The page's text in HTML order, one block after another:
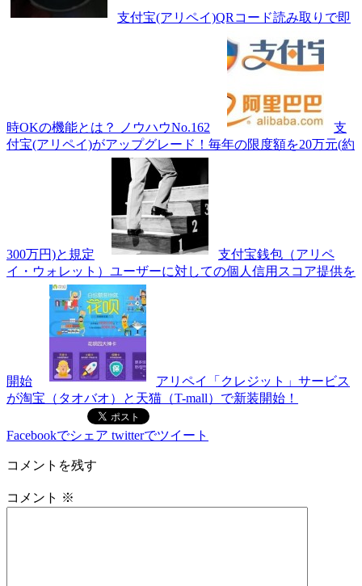
支付宝(アリペイ)QRコード読み取りで即
時OKの機能とは？ ノウハウNo.162
支
付宝(アリペイ)がアップグレード！毎年の限度額を20万元(約
300万円)と規定
支付宝銭包（アリペ
イ・ウォレット）ユーザーに対しての個人信用スコア提供を
開始
アリペイ「クレジット」サービス
が淘宝（タオバオ）と天猫（T-mall）で新装開始！
Facebookでシェア twitterでツイート
コメントを残す
コメント ※